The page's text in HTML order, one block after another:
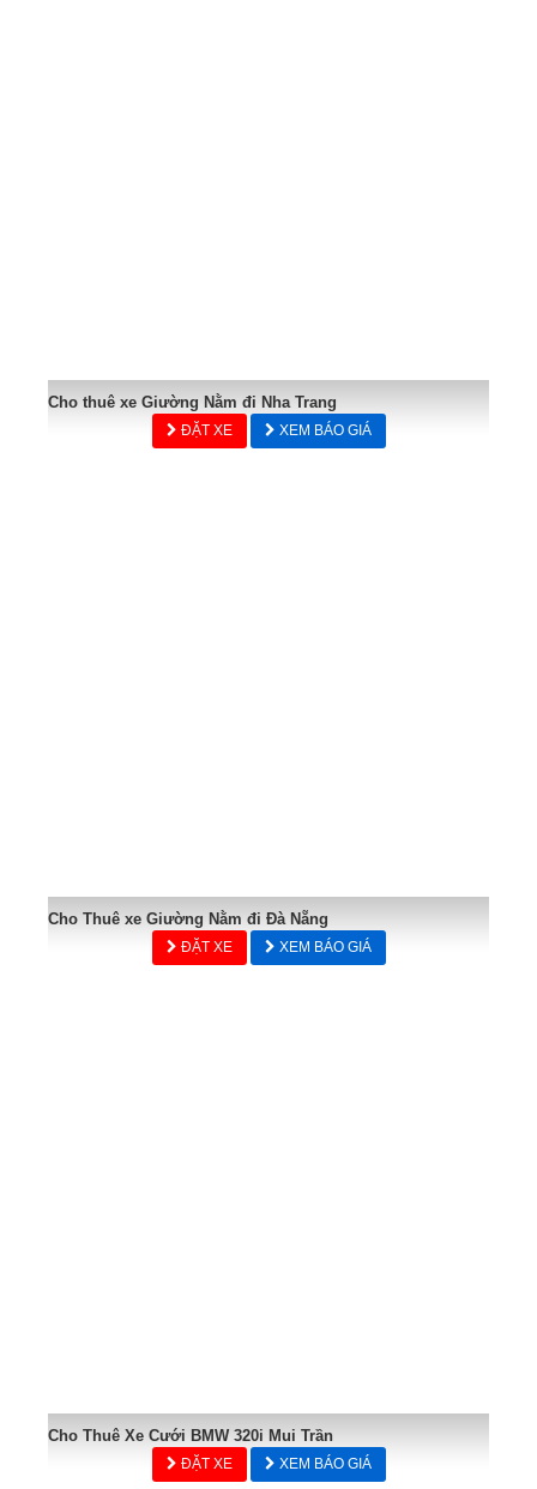
Cho thuê xe Giường Nằm đi Nha Trang
ĐẶT XE XEM BÁO GIÁ
Cho Thuê xe Giường Nằm đi Đà Nẵng
ĐẶT XE XEM BÁO GIÁ
Cho Thuê Xe Cưới BMW 320i Mui Trần
ĐẶT XE XEM BÁO GIÁ